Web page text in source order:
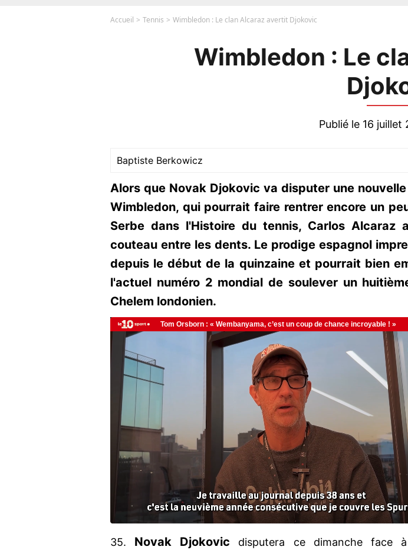
Accueil Tennis Wimbledon : Le clan Alcaraz avertit Djokovic
Wimbledon : Le
Publié le 16 juillet
Baptiste Berkowicz
Alors que Novak Djokovic va disputer une
Wimbledon, qui pourrait faire rentrer encore un
Serbe dans l'Histoire du tennis, Carlos Alcaraz
couteau entre les dents. Le prodige espagnol
depuis le début de la quinzaine et pourrait bien
l'actuel numéro 2 mondial de soulever un
Chelem londonien.
35. Novak Djokovic disputera ce dimanche face